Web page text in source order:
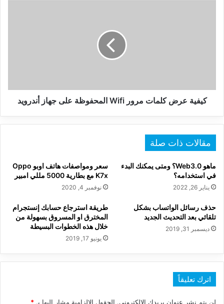
أندرويد
كيفية عرض كلمات مرور Wifi المحفوظة على جهاز أندرويد
مقالات ذات صلة
ماهو Web3.0؟ ومتى يمكنك البدء
في استخدامه؟
يناير 26, 2022
سعر ومواصفات هاتف اوبو Oppo
K7x مع بطارية 5000 مللي امبير
نوفمبر 4, 2020
حذف رسائل الواتساب بشكل
تلقائي بعد التحديث الجديد
ديسمبر 31, 2019
طريقة استرجاع حسابك إنستجرام
المخترق او المسروق بسهولة من
خلال هذه الخطوات البسيطة
يونيو 17, 2019
اترك تعليقاً
لن يتم نشر عنوان بريدك الإلكتروني. الحقول الإلزامية مشار إليها بـ *